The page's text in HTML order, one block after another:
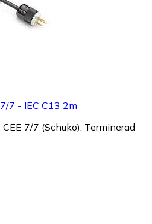
7 - IEC C13 2m
7/7 (Schuko), Terminerad